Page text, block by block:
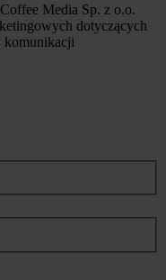
Media Sp. z o.o.
dotyczących
komunikacji